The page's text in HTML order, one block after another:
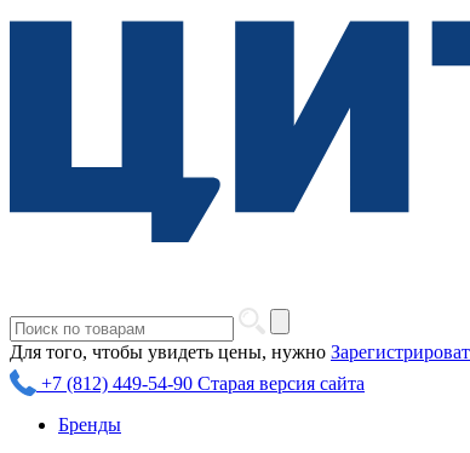
Для того, чтобы увидеть цены, нужно
+7 (812) 449-54-90 Старая версия сайта
Бренды